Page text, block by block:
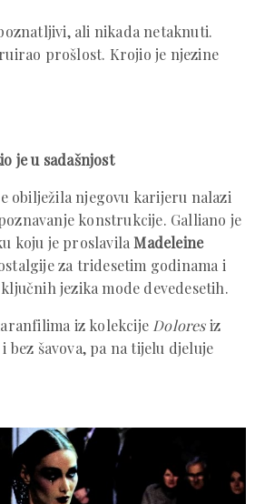
ali nikada netaknuti.
prošlost. Krojio je njezine
je u sadašnjost
obilježila njegovu karijeru nalazi
konstrukcije. Galliano je
koju je proslavilaMadeleine
za tridesetim godinama i
jezika mode devedesetih.
iz kolekcije Doloresiz
bez šavova, pa na tijelu djeluje